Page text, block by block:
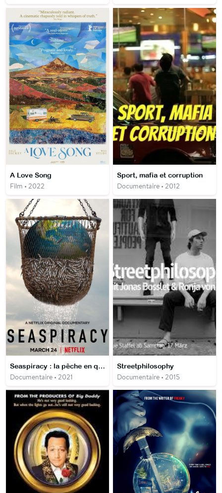
A Love Song
Film • 2022
Sport, mafia et corruption
Documentaire • 2012
Seaspiracy : la pêche en question
Documentaire • 2021
Streetphilosophy
Documentaire • 2015